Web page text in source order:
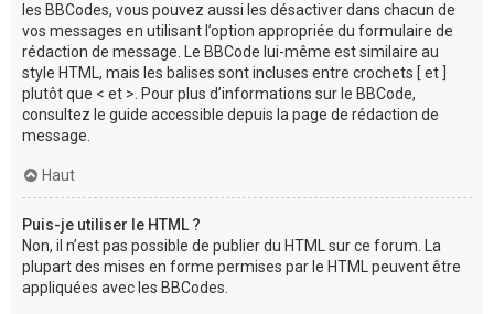
les BBCodes, vous pouvez aussi les désactiver dans chacun de
vos messages en utilisant l’option appropriée du formulaire de
rédaction de message. Le BBCode lui-même est similaire au
style HTML, mais les balises sont incluses entre crochets [ et ]
plutôt que < et >. Pour plus d’informations sur le BBCode,
consultez le guide accessible depuis la page de rédaction de
message.
Haut
Puis-je utiliser le HTML ?
Non, il n’est pas possible de publier du HTML sur ce forum. La
plupart des mises en forme permises par le HTML peuvent être
appliquées avec les BBCodes.